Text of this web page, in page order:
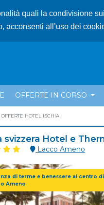
quali la condivisione
acconsenti all’uso dei
OFFERTE IN CORSO
OFFERTE HOTEL ISCHIA
svizzera Hotel e
Lacco Ameno
di terme e benessere al centro di
Ameno